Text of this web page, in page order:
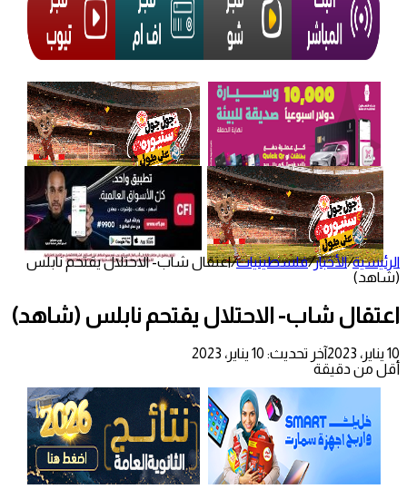
الرئيسية/الأخبار/فلسطينيات/اعتقال شاب- الاحتلال يقتحم نابلس
(شاهد)
اعتقال شاب- الاحتلال يقتحم نابلس (شاهد)
10 يناير، 2023
آخر تحديث: 10 يناير، 2023
أقل من دقيقة